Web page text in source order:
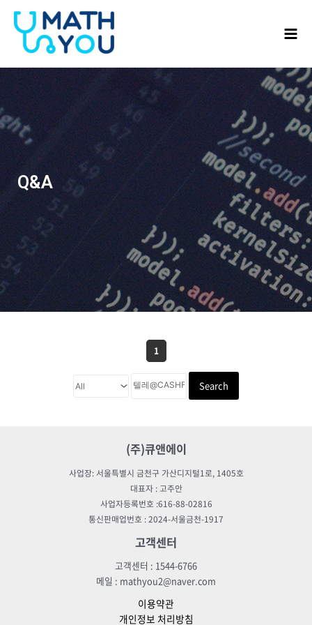
건너뛰기
Q&A
1
Search
(주)큐앤에이
사업장: 서울특별시 금천구 가산디지털1로, 1405호
대표자 : 고주안
사업자등록번호 :616-88-02816
통신판매업번호 : 2024-서울금천-1917
고객센터
고객센터 : 1544-6766
메일 : mathyou2@naver.com
이용약관
개인정보 처리방침